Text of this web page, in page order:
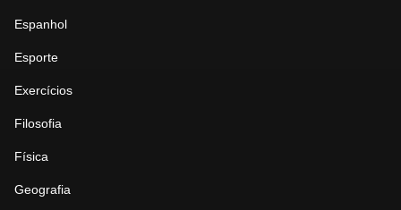
Espanhol
Esporte
Exercícios
Filosofia
Física
Geografia